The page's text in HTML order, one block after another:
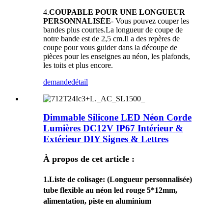
4.COUPABLE POUR UNE LONGUEUR
PERSONNALISÉE- Vous pouvez couper les
bandes plus courtes.La longueur de coupe de
notre bande est de 2,5 cm.Il a des repères de
coupe pour vous guider dans la découpe de
pièces pour les enseignes au néon, les plafonds,
les toits et plus encore.
demandedétail
Dimmable Silicone LED Néon Corde
Lumières DC12V IP67 Intérieur &
Extérieur DIY Signes & Lettres
À propos de cet article :
1.Liste de colisage: (Longueur personnalisée)
tube flexible au néon led rouge 5*12mm,
alimentation, piste en aluminium